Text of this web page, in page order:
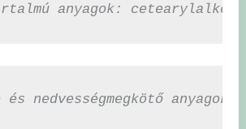
anyagok:
és nedvességmegkötő